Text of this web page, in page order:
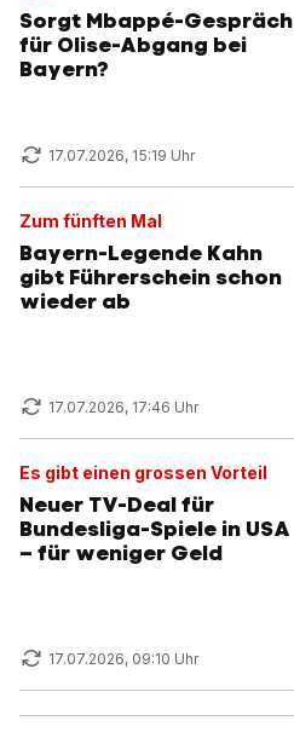
Sorgt Mbappé-Gespräch
für Olise-Abgang bei
Bayern?
17.07.2026, 15:19 Uhr
Zum fünften Mal
Bayern-Legende Kahn
gibt Führerschein schon
wieder ab
17.07.2026, 17:46 Uhr
Es gibt einen grossen Vorteil
Neuer TV-Deal für
Bundesliga-Spiele in USA
– für weniger Geld
17.07.2026, 09:10 Uhr